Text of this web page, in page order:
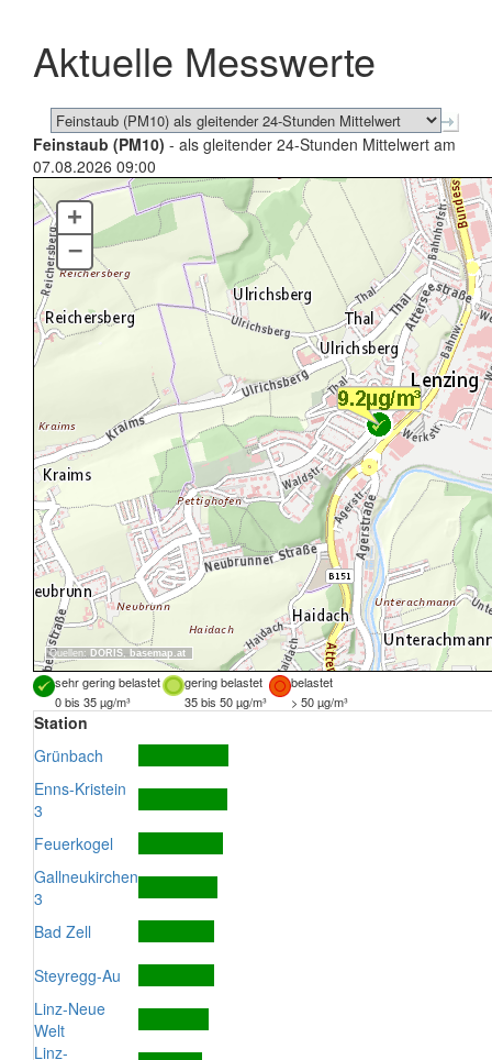
schließen
Aktuelle Messwerte
Feinstaub (PM10) - als gleitender 24-Stunden Mittelwert am
07.08.2026 09:00
Quellen: DORIS, basemap.at
+
–
sehr gering belastet gering belastet
belastet
0 bis 35 µg/m³
35 bis 50 µg/m³ > 50 µg/m³
Station
Grünbach
Enns-Kristein
3
Feuerkogel
Gallneukirchen
3
Bad Zell
Steyregg-Au
Linz-Neue
Welt
Linz-